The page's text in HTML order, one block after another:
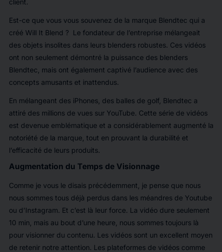
Est-ce que vous vous souvenez de la marque Blendtec qui a
créé Will It Blend ? Le fondateur de l’entreprise mélangeait
des objets insolites dans leurs blenders robustes. Ces vidéos
ont non seulement démontré la puissance des blenders
Blendtec, mais ont également captivé l’audience avec des
concepts amusants et inattendus.
En mélangeant des iPhones, des balles de golf, Blendtec a
attiré des millions de vues sur YouTube. Cette série de vidéos
est devenue emblématique et a considérablement augmenté la
notoriété de la marque, tout en prouvant la durabilité et
l’efficacité de leurs produits.
Augmentation du Temps de Visionnage
Comme je vous le disais précédemment, je pense que nous
nous sommes tous déjà perdus dans les méandres de Youtube
ou d’Instagram. Et c’est là leur force. La vidéo dure seulement
10 min, mais au bout d’une heure, nous sommes toujours là
pour visionner du contenu. Les vidéos sont un excellent moyen
de retenir notre attention. Les plateformes de vidéos comme